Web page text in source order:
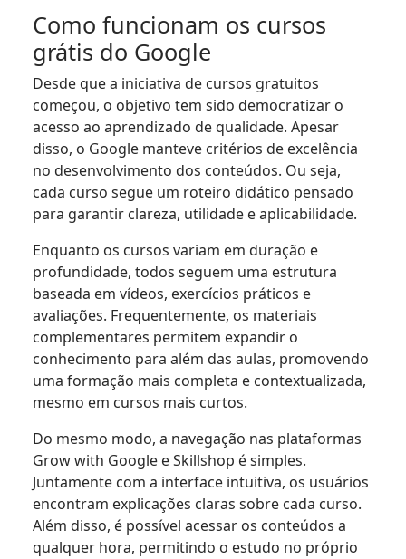
Como funcionam os cursos
grátis do Google
Desde que a iniciativa de cursos gratuitos
começou, o objetivo tem sido democratizar o
acesso ao aprendizado de qualidade. Apesar
disso, o Google manteve critérios de excelência
no desenvolvimento dos conteúdos. Ou seja,
cada curso segue um roteiro didático pensado
para garantir clareza, utilidade e aplicabilidade.
Enquanto os cursos variam em duração e
profundidade, todos seguem uma estrutura
baseada em vídeos, exercícios práticos e
avaliações. Frequentemente, os materiais
complementares permitem expandir o
conhecimento para além das aulas, promovendo
uma formação mais completa e contextualizada,
mesmo em cursos mais curtos.
Do mesmo modo, a navegação nas plataformas
Grow with Google e Skillshop é simples.
Juntamente com a interface intuitiva, os usuários
encontram explicações claras sobre cada curso.
Além disso, é possível acessar os conteúdos a
qualquer hora, permitindo o estudo no próprio